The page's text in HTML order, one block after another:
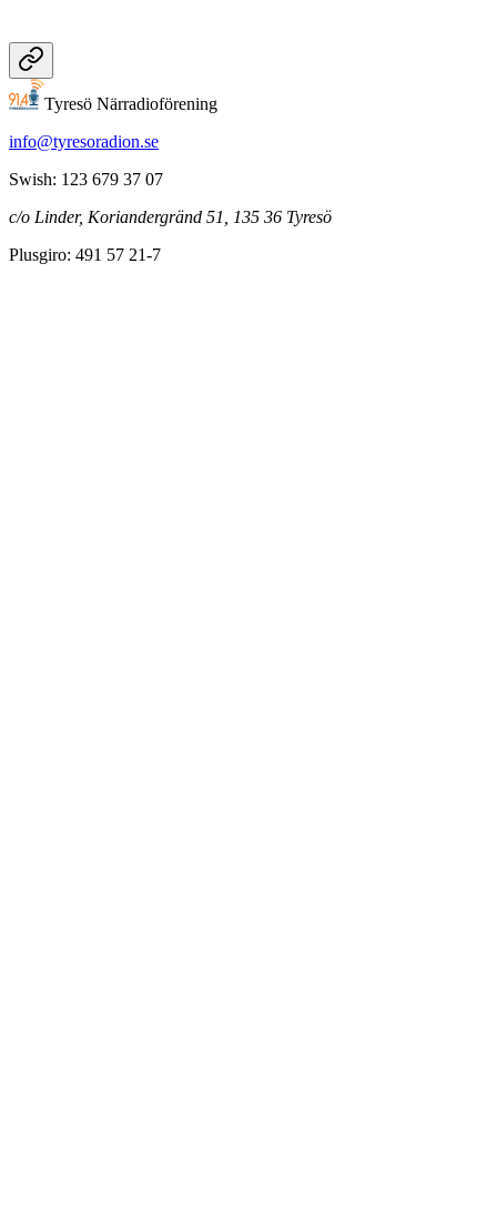
Tyresö Närradioförening
info@tyresoradion.se
Swish: 123 679 37 07
c/o Linder, Koriandergränd 51, 135 36 Tyresö
Plusgiro: 491 57 21-7